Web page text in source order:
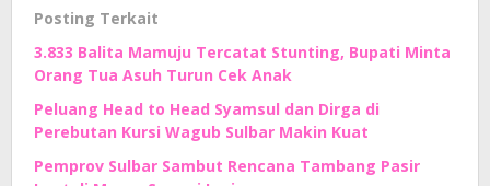
Posting Terkait
3.833 Balita Mamuju Tercatat Stunting, Bupati Minta
Orang Tua Asuh Turun Cek Anak
Peluang Head to Head Syamsul dan Dirga di
Perebutan Kursi Wagub Sulbar Makin Kuat
Pemprov Sulbar Sambut Rencana Tambang Pasir